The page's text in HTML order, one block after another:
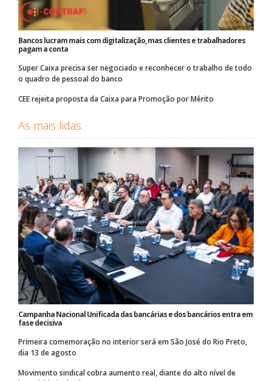
Bancos lucram mais com digitalização, mas clientes e trabalhadores
pagam a conta
Super Caixa precisa ser negociado e reconhecer o trabalho de todo
o quadro de pessoal do banco
CEE rejeita proposta da Caixa para Promoção por Mérito
As mais lidas
Campanha Nacional Unificada das bancárias e dos bancários entra em
fase decisiva
Primeira comemoração no interior será em São José do Rio Preto,
dia 13 de agosto
Movimento sindical cobra aumento real, diante do alto nível de